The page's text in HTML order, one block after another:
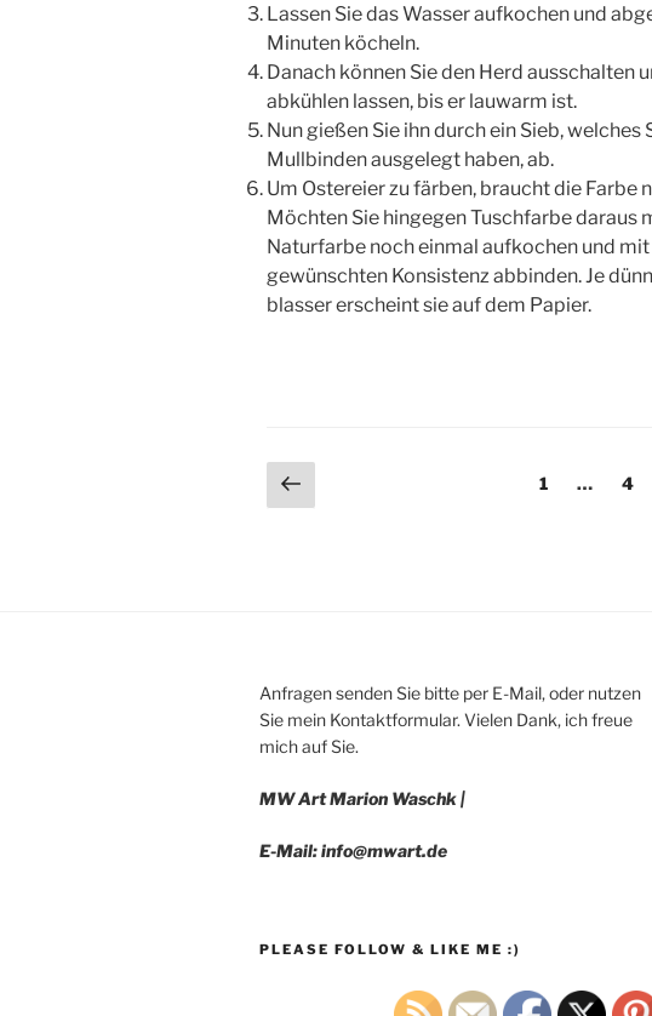
Lassen Sie das Wasser aufkochen und
Minuten köcheln.
Danach können Sie den Herd ausschalten
abkühlen lassen, bis er lauwarm ist.
Nun gießen Sie ihn durch ein Sieb,
Mullbinden ausgelegt haben, ab.
Um Ostereier zu färben, braucht die Farbe
Möchten Sie hingegen Tuschfarbe daraus
Naturfarbe noch einmal aufkochen und
gewünschten Konsistenz abbinden. Je
blasser erscheint sie auf dem Papier.
Seitennummerierung
Vorherige
Seite
Seite
1 … 4
Anfragen senden Sie bitte per E-Mail, oder nutzen
Sie mein Kontaktformular. Vielen Dank, ich freue
mich auf Sie.
MW Art Marion Waschk |
E-Mail: info@mwart.de
PLEASE FOLLOW & LIKE ME :)